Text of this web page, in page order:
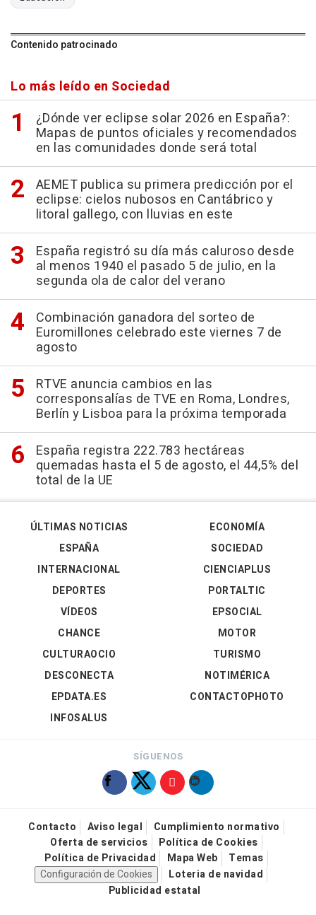
Contenido patrocinado
Lo más leído en Sociedad
¿Dónde ver eclipse solar 2026 en España?:
Mapas de puntos oficiales y recomendados
en las comunidades donde será total
AEMET publica su primera predicción por el
eclipse: cielos nubosos en Cantábrico y
litoral gallego, con lluvias en este
España registró su día más caluroso desde
al menos 1940 el pasado 5 de julio, en la
segunda ola de calor del verano
Combinación ganadora del sorteo de
Euromillones celebrado este viernes 7 de
agosto
RTVE anuncia cambios en las
corresponsalías de TVE en Roma, Londres,
Berlín y Lisboa para la próxima temporada
España registra 222.783 hectáreas
quemadas hasta el 5 de agosto, el 44,5% del
total de la UE
ÚLTIMAS NOTICIAS
ESPAÑA
INTERNACIONAL
DEPORTES
VÍDEOS
ECONOMÍA
SOCIEDAD
CIENCIAPLUS
PORTALTIC
EPSOCIAL
CHANCE
CULTURAOCIO
DESCONECTA
EPDATA.ES
INFOSALUS
MOTOR
TURISMO
NOTIMÉRICA
CONTACTOPHOTO
SÍGUENOS
Contacto Aviso legal
Cumplimiento normativo
Oferta de servicios
Política de Cookies
Política de Privacidad
Mapa Web
Temas
Configuración de Cookies
Loteria de navidad
Publicidad estatal